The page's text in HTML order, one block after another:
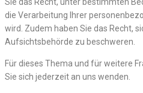
die Verarbeitung Ihrer
wird. Zudem haben Sie das Recht,
Aufsichtsbehörde zu beschweren.
Für dieses Thema und für weitere
Sie sich jederzeit an uns wenden.